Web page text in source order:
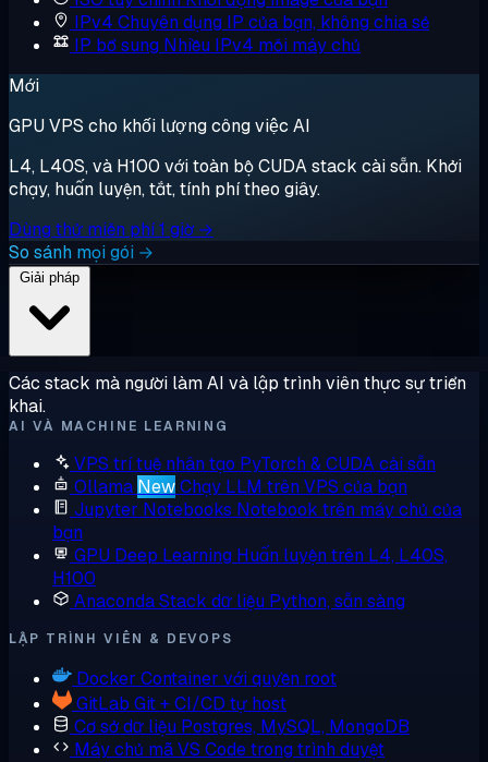
IPv4 Chuyên dụng IP của bạn, không chia sẻ
IP bổ sung Nhiều IPv4 mỗi máy chủ
Mới
GPU VPS cho khối lượng công việc AI
L4, L40S, và H100 với toàn bộ CUDA stack cài sẵn. Khởi
chạy, huấn luyện, tắt, tính phí theo giây.
Dùng thử miễn phí 1 giờ →
So sánh mọi gói →
Các stack mà người làm AI và lập trình viên thực sự triển
khai.
AI VÀ MACHINE LEARNING
VPS trí tuệ nhân tạo PyTorch & CUDA cài sẵn
Ollama NewChạy LLM trên VPS của bạn
Jupyter Notebooks Notebook trên máy chủ của
bạn
GPU Deep Learning Huấn luyện trên L4, L40S,
H100
AnacondaStack dữ liệu Python, sẵn sàng
LẬP TRÌNH VIÊN & DEVOPS
Docker Container với quyền root
GitLab Git + CI/CD tự host
Cơ sở dữ liệu Postgres, MySQL, MongoDB
Máy chủ mãVS Code trong trình duyệt